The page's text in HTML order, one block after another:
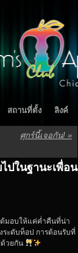
สถานที่ตั้ง ลิงค์
ศุกร์นี้เจอกัน! »
ปในฐานะเพื่อน
ด้มอบให้แค่ค่ำคืนที่น่า
ระดับท็อป การต้อนรับที่
วยกัน